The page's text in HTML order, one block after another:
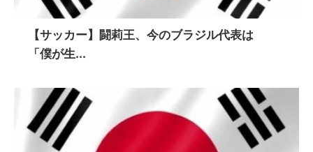
【サッカー】闘莉王、今のブラジル代表は
「僕が生...